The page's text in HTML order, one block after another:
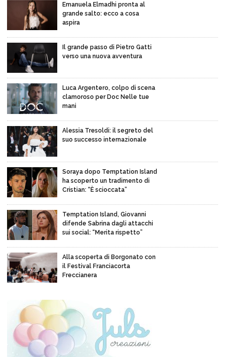
Emanuela Elmadhi pronta al
grande salto: ecco a cosa
aspira
Il grande passo di Pietro Gatti
verso una nuova avventura
Luca Argentero, colpo di scena
clamoroso per Doc Nelle tue
mani
Alessia Tresoldi: il segreto del
suo successo internazionale
Soraya dopo Temptation Island
ha scoperto un tradimento di
Cristian: “È scioccata”
Temptation Island, Giovanni
difende Sabrina dagli attacchi
sui social: “Merita rispetto”
Alla scoperta di Borgonato con
il Festival Franciacorta
Freccianera